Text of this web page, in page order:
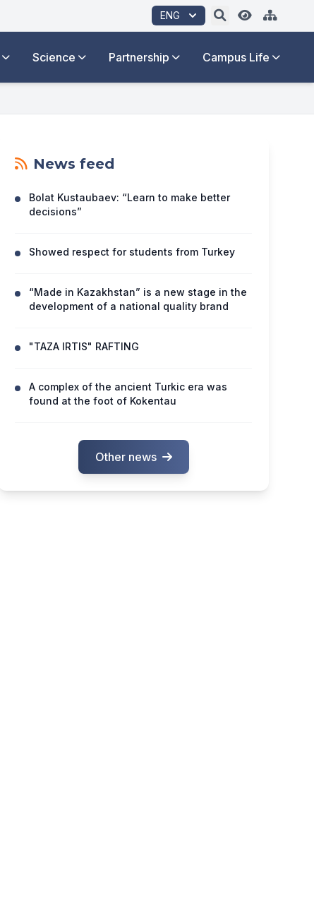
ENG
Science Partnership Campus Life
News feed
Bolat Kustaubaev: “Learn to make better
decisions”
Showed respect for students from Turkey
“Made in Kazakhstan” is a new stage in the
development of a national quality brand
"TAZA IRTIS" RAFTING
A complex of the ancient Turkic era was
found at the foot of Kokentau
Other news